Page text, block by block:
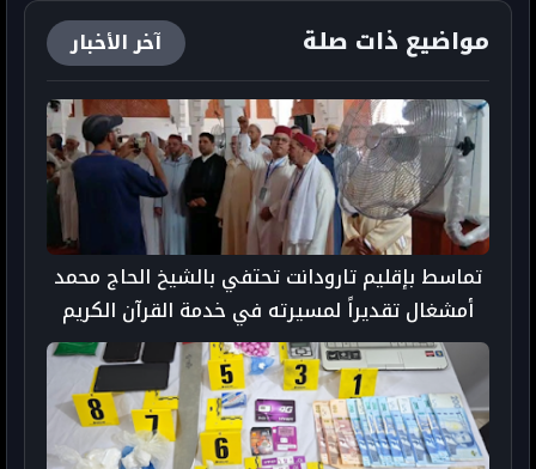
مواضيع ذات صلة آخر الأخبار
تماسط بإقليم تارودانت تحتفي بالشيخ الحاج محمد
أمشغال تقديراً لمسيرته في خدمة القرآن الكريم